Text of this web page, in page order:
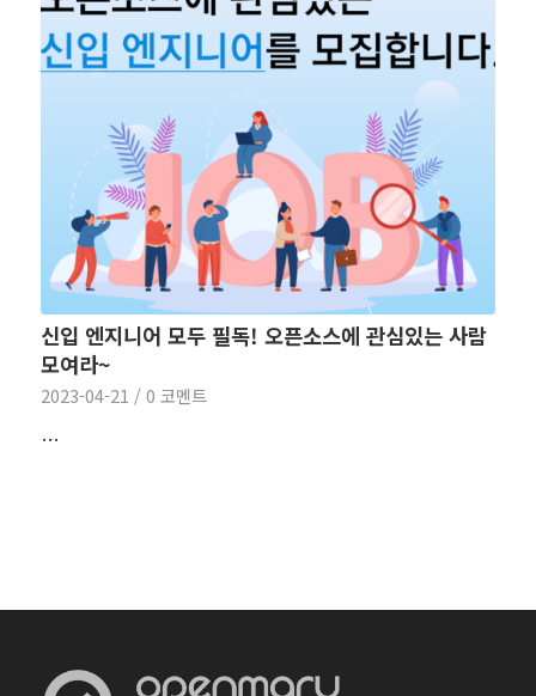
신입 엔지니어 모두 필독! 오픈소스에 관심있는 사람
모여라~
2023-04-21 / 0 코멘트
…